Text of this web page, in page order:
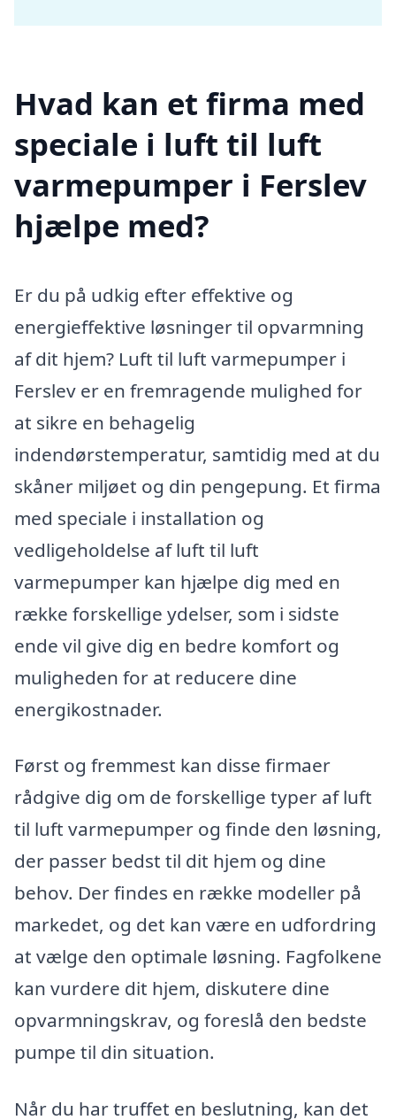
Hvad kan et firma med
speciale i luft til luft
varmepumper i Ferslev
hjælpe med?
Er du på udkig efter effektive og
energieffektive løsninger til opvarmning
af dit hjem? Luft til luft varmepumper i
Ferslev er en fremragende mulighed for
at sikre en behagelig
indendørstemperatur, samtidig med at du
skåner miljøet og din pengepung. Et firma
med speciale i installation og
vedligeholdelse af luft til luft
varmepumper kan hjælpe dig med en
række forskellige ydelser, som i sidste
ende vil give dig en bedre komfort og
muligheden for at reducere dine
energikostnader.
Først og fremmest kan disse firmaer
rådgive dig om de forskellige typer af luft
til luft varmepumper og finde den løsning,
der passer bedst til dit hjem og dine
behov. Der findes en række modeller på
markedet, og det kan være en udfordring
at vælge den optimale løsning. Fagfolkene
kan vurdere dit hjem, diskutere dine
opvarmningskrav, og foreslå den bedste
pumpe til din situation.
Når du har truffet en beslutning, kan det